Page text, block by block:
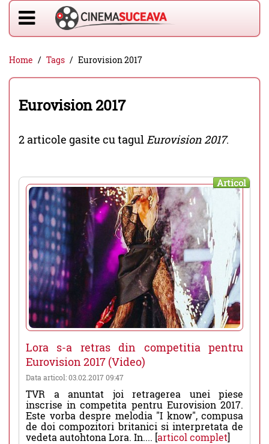
Home Tags Eurovision 2017
Eurovision 2017
2 articole gasite cu tagulEurovision 2017.
Articol
Lora s-a retras din competitia pentru
Eurovision 2017 (Video)
Data articol: 03.02.2017 09:47
TVR a anuntat joi retragerea unei piese
inscrise in competita pentru Eurovision 2017.
Este vorba despre melodia "I know", compusa
de doi compozitori britanici si interpretata de
vedeta autohtona Lora. In.... [articol complet]